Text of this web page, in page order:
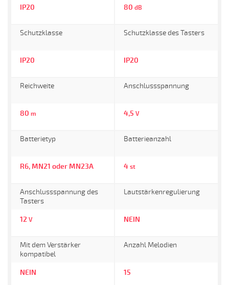
IP20 80 dB
Schutzklasse
IP20
Schutzklasse des Tasters
IP20
Reichweite
80 m
Anschlussspannung
4,5 V
Batterietyp
R6, MN21 oder MN23A
Batterieanzahl
4 st
Anschlussspannung des
Tasters
12 V
Lautstärkenregulierung
NEIN
Mit dem Verstärker
kompatibel
NEIN
Anzahl Melodien
15